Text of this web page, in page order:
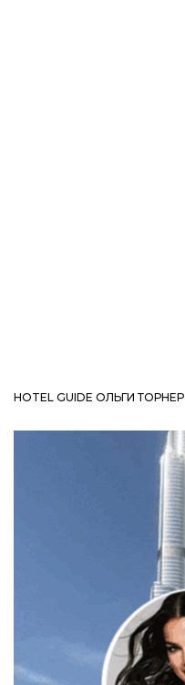
HOTEL GUIDE ОЛЬГИ ТОРНЕР